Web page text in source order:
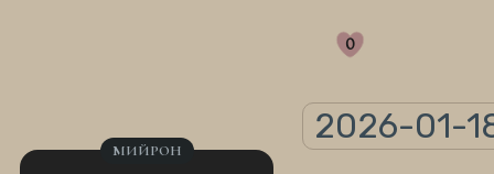
0
2026-01-
МИЙРОН